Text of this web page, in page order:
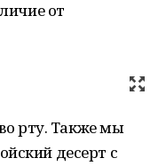
от
рту. Также мы
десерт с